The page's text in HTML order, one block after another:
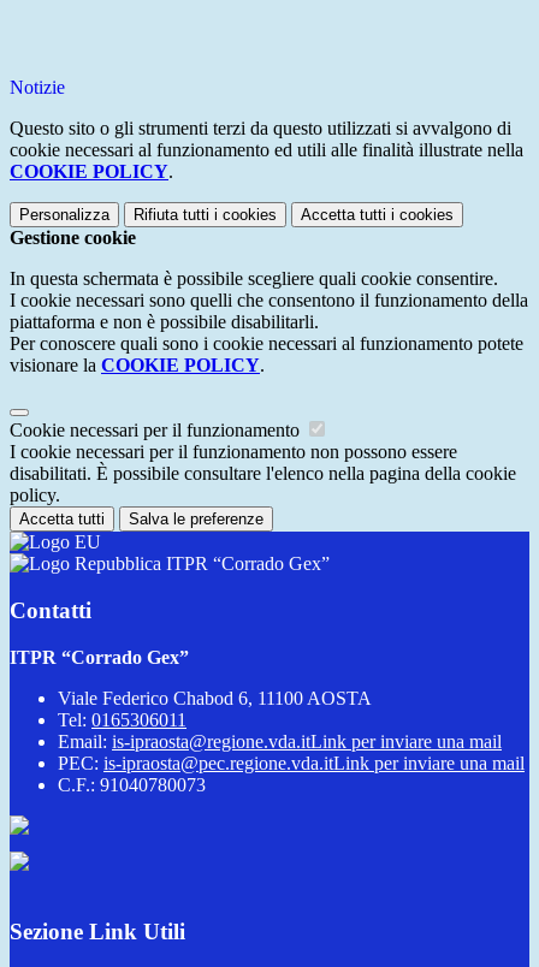
Notizie
Questo sito o gli strumenti terzi da questo utilizzati si avvalgono di
cookie necessari al funzionamento ed utili alle finalità illustrate nella
COOKIE POLICY.
Personalizza Rifiuta tutti i cookies Accetta tutti i cookies
Gestione cookie
In questa schermata è possibile scegliere quali cookie consentire.
I cookie necessari sono quelli che consentono il funzionamento della
piattaforma e non è possibile disabilitarli.
Per conoscere quali sono i cookie necessari al funzionamento potete
visionare la COOKIE POLICY.
Cookie necessari per il funzionamento
I cookie necessari per il funzionamento non possono essere
disabilitati. È possibile consultare l'elenco nella pagina della cookie
policy.
Accetta tutti Salva le preferenze
ITPR “Corrado Gex”
Contatti
ITPR “Corrado Gex”
Viale Federico Chabod 6, 11100 AOSTA
Tel: 0165306011
Email: is-ipraosta@regione.vda.itLink per inviare una mail
PEC: is-ipraosta@pec.regione.vda.itLink per inviare una mail
C.F.: 91040780073
Sezione Link Utili